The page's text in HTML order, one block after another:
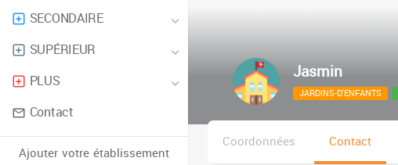
SECONDAIRE
SUPÉRIEUR
PLUS
Contact
Ajouter votre établissement
Jasmin
JARDINS-D'ENFANTS
Coordonnées Contact